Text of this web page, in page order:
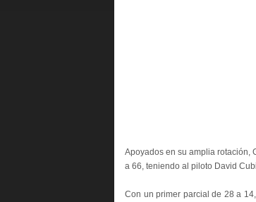
Apoyados en su amplia rotación,
a 66, teniendo al piloto David
Con un primer parcial de 28 a